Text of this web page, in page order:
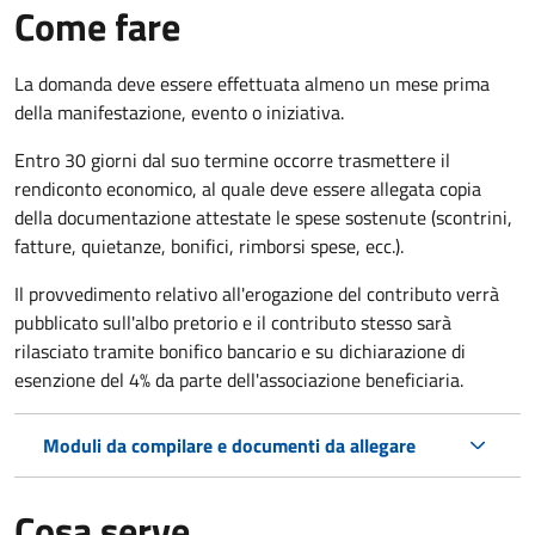
Come fare
La domanda deve essere effettuata almeno un mese prima
della manifestazione, evento o iniziativa.
Entro 30 giorni dal suo termine occorre trasmettere il
rendiconto economico, al quale deve essere allegata copia
della documentazione attestate le spese sostenute (scontrini,
fatture, quietanze, bonifici, rimborsi spese, ecc.).
Il provvedimento relativo all'erogazione del contributo verrà
pubblicatosull'albo pretorio e il contributo stesso sarà
rilasciato tramite bonifico bancario e su dichiarazione di
esenzione del 4% da parte dell'associazione beneficiaria.
Moduli da compilare e documenti da allegare